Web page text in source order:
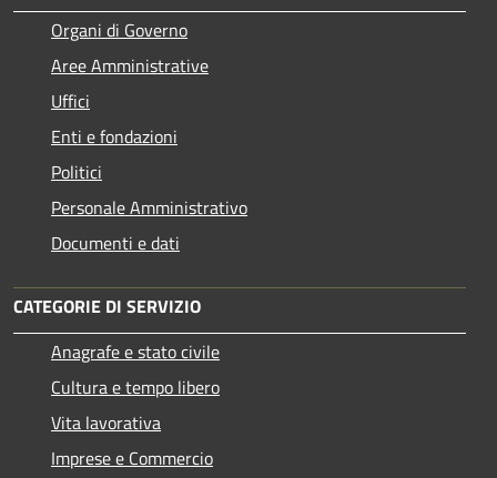
Organi di Governo
Aree Amministrative
Uffici
Enti e fondazioni
Politici
Personale Amministrativo
Documenti e dati
CATEGORIE DI SERVIZIO
Anagrafe e stato civile
Cultura e tempo libero
Vita lavorativa
Imprese e Commercio